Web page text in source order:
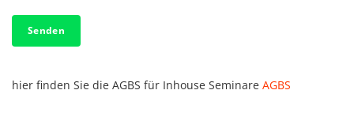
Senden
hier finden Sie die AGBS für Inhouse Seminare AGBS